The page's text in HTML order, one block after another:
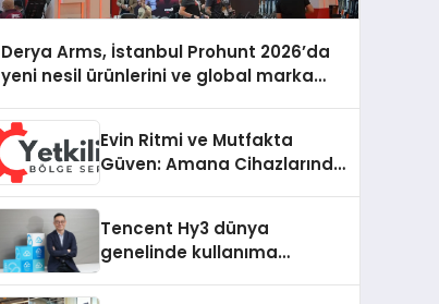
Derya Arms, İstanbul Prohunt 2026’da
yeni nesil ürünlerini ve global marka
Evin Ritmi ve Mutfakta
Güven: Amana Cihazlarında
Tencent Hy3 dünya
genelinde kullanıma